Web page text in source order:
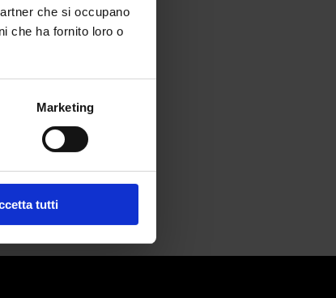
che si occupano
che ha fornito loro o
Marketing
tutti